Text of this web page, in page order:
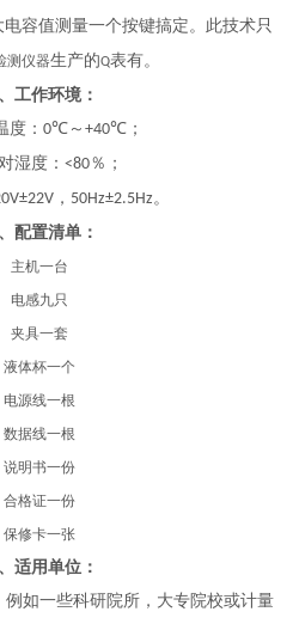
电容值测量一个按键搞定。此技术只
测仪器生产的Q表有。
工作环境：
度： 0℃ ～ +40℃ ；
湿度： <80％；
， 50Hz±2.5Hz。
配置清单：
主机一台
电感九只
夹具一套
液体杯一个
电源线一根
数据线一根
说明书一份
合格证一份
保修卡一张
、适用单位：
如一些科研院所，大专院校或计量